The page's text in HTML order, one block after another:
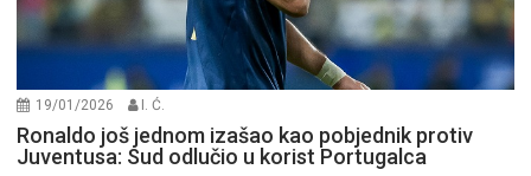
19/01/2026 I. Ć.
Ronaldo još jednom izašao kao pobjednik protiv
Juventusa: Sud odlučio u korist Portugalca